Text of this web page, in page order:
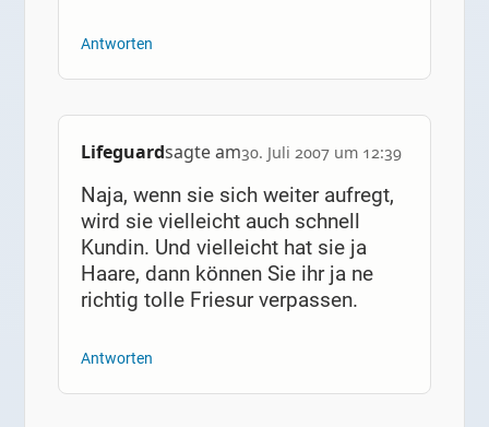
Antworten
Lifeguardsagte am30. Juli 2007 um 12:39
Naja, wenn sie sich weiter aufregt,
wird sie vielleicht auch schnell
Kundin. Und vielleicht hat sie ja
Haare, dann können Sie ihr ja ne
richtig tolle Friesur verpassen.
Antworten